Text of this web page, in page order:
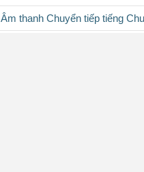
Âm thanh Chuyển tiếp tiếng